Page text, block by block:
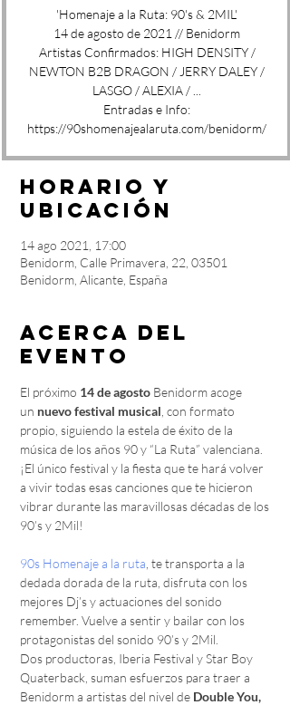
'Homenaje a la Ruta: 90's & 2MIL'
14 de agosto de 2021 // Benidorm
Artistas Confirmados: HIGH DENSITY /
NEWTON B2B DRAGON / JERRY DALEY /
LASGO / ALEXIA / ...
Entradas e Info:
https://90shomenajealaruta.com/benidorm/
Horario y
ubicación
14 ago 2021, 17:00
Benidorm, Calle Primavera, 22, 03501
Benidorm, Alicante, España
Acerca del
evento
El próximo 14 de agosto Benidorm acoge
un nuevo festival musical , con formato
propio, siguiendo la estela de éxito de la
música de los años 90 y “La Ruta” valenciana.
¡El único festival y la fiesta que te hará volver
a vivir todas esas canciones que te hicieron
vibrar durante las maravillosas décadas de los
90’s y 2Mil!
90s Homenaje a la ruta , te transporta a la
dedada dorada de la ruta, disfruta con los
mejores Dj’s y actuaciones del sonido
remember. Vuelve a sentir y bailar con los
protagonistas del sonido 90’s y 2Mil.
Dos productoras, Iberia Festival y Star Boy
Quaterback, suman esfuerzos para traer a
Benidorm a artistas del nivel de Double You,